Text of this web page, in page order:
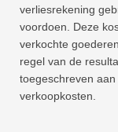
verliesrekening
voordoen. Deze
verkochte
regel van de
toegeschreven
verkoopkosten.